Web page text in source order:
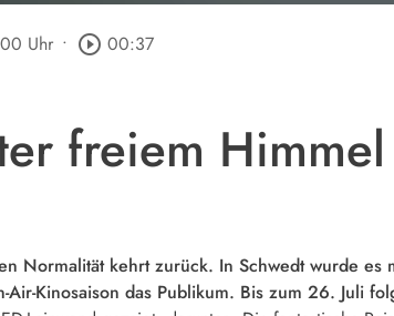
Uhr • play_circle_outline 00:37
freiem Himmel
Normalität kehrt zurück. In Schwedt wurde
Air-Kinosaison das Publikum. Bis zum 26. Juli